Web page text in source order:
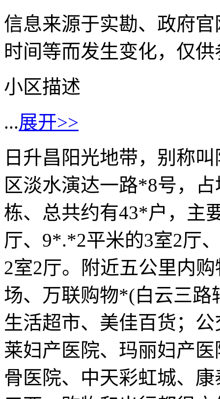
信息来源于实勘、政府
时间等而发生变化，仅
小区描述
...展开>>
日升昌阳光地带，别称
区淡水演达一路*8号，
栋、总共约有43*户，主
厅、9*.*2平米的3室2厅
2室2厅。附近五公里内
场、万联购物*(白云三路
生活超市、美佳百货；
莱妇产医院、玛丽妇产
骨医院、中天彩虹城、